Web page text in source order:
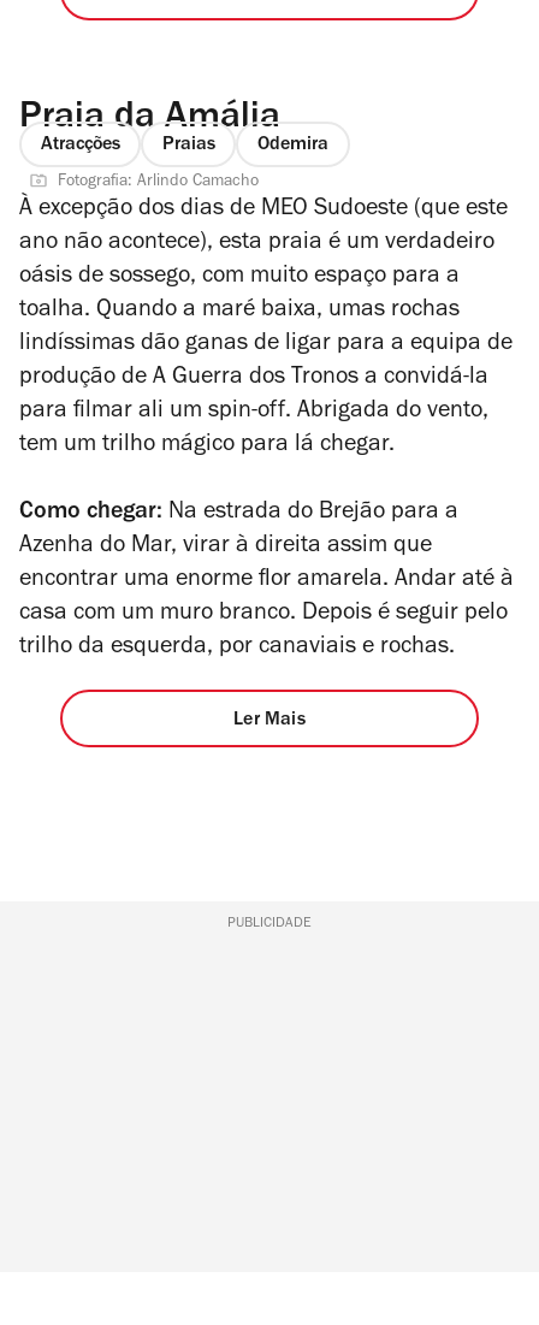
Praia da Amália
Atracções Praias Odemira
Fotografia: Arlindo Camacho
À excepção dos dias de MEO Sudoeste (que este
ano não acontece), esta praia é um verdadeiro
oásis de sossego, com muito espaço para a
toalha. Quando a maré baixa, umas rochas
lindíssimas dão ganas de ligar para a equipa de
produção de A Guerra dos Tronos a convidá-la
para filmar ali um spin-off. Abrigada do vento,
tem um trilho mágico para lá chegar.
Como chegar: Na estrada do Brejão para a
Azenha do Mar, virar à direita assim que
encontrar uma enorme flor amarela. Andar até à
casa com um muro branco. Depois é seguir pelo
trilho da esquerda, por canaviais e rochas.
Ler Mais
PUBLICIDADE